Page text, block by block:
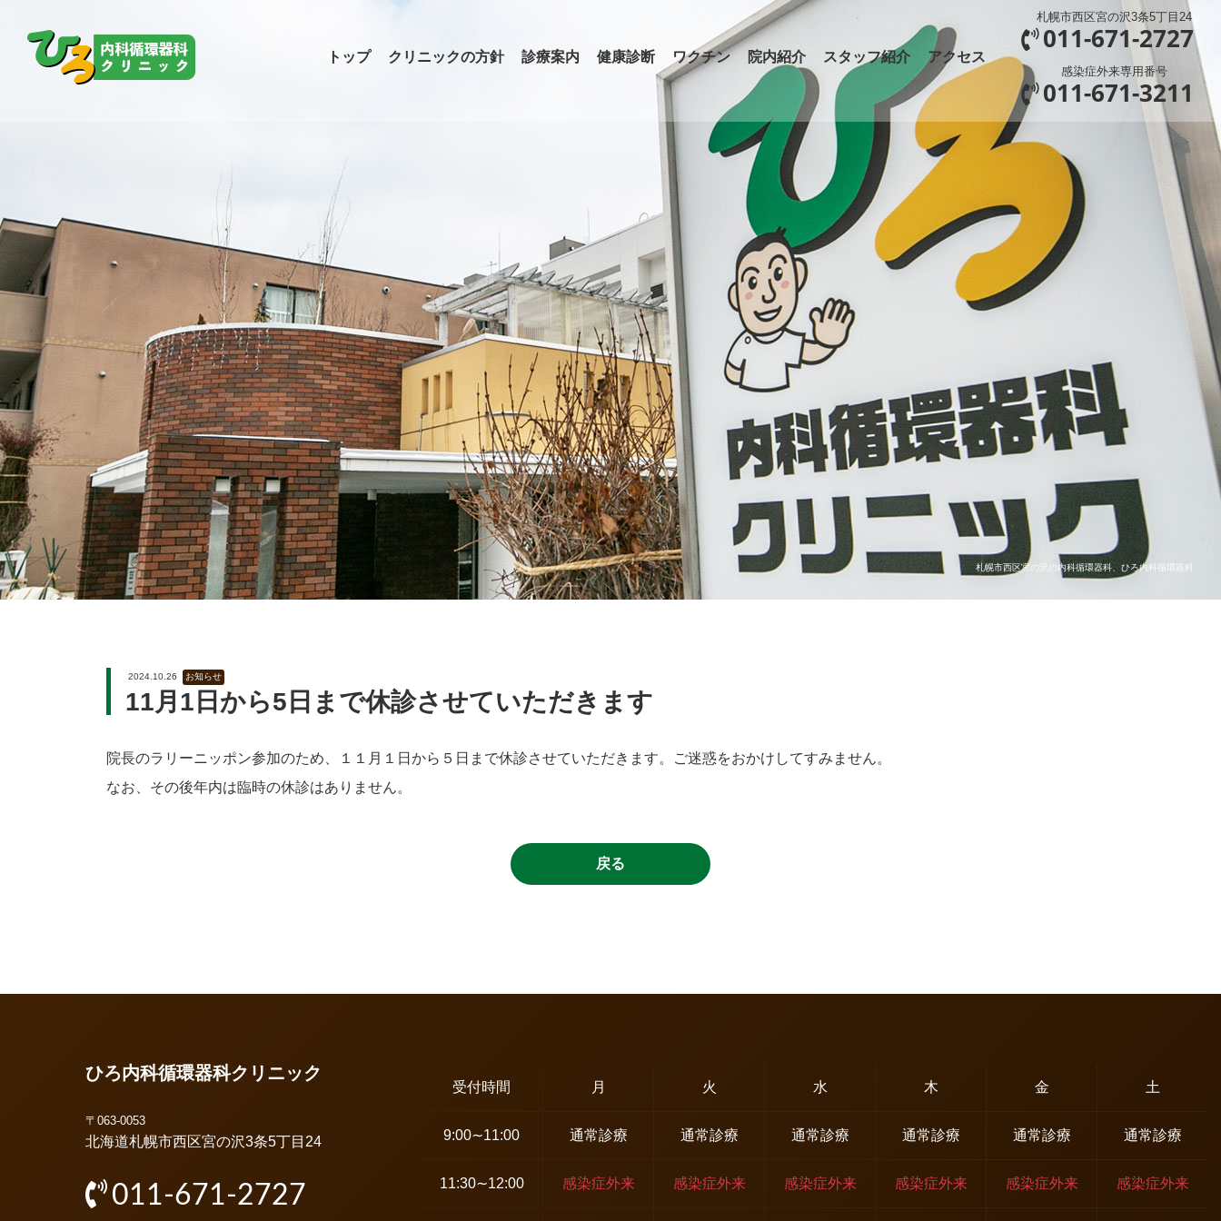
トップ クリニックの方針 診療案内 健康診断 ワクチン 院内紹介 スタッフ紹介 アクセス
札幌市西区宮の沢3条5丁目24
011-671-2727
感染症外来専用番号
011-671-3211
札幌市西区宮の沢の内科循環器科、ひろ内科循環器科
2024.10.26 お知らせ
11月1日から5日まで休診させていただきます
院長のラリーニッポン参加のため、１１月１日から５日まで休診させていただきます。ご迷惑をおかけしてすみません。
なお、その後年内は臨時の休診はありません。
戻る
ひろ内科循環器科クリニック
〒063-0053
北海道札幌市西区宮の沢3条5丁目24
011-671-2727
受付時間 月 火 水 木 金 土
9:00∼11:00 通常診療 通常診療 通常診療 通常診療 通常診療 通常診療
11:30∼12:00 感染症外来 感染症外来 感染症外来 感染症外来 感染症外来 感染症外来